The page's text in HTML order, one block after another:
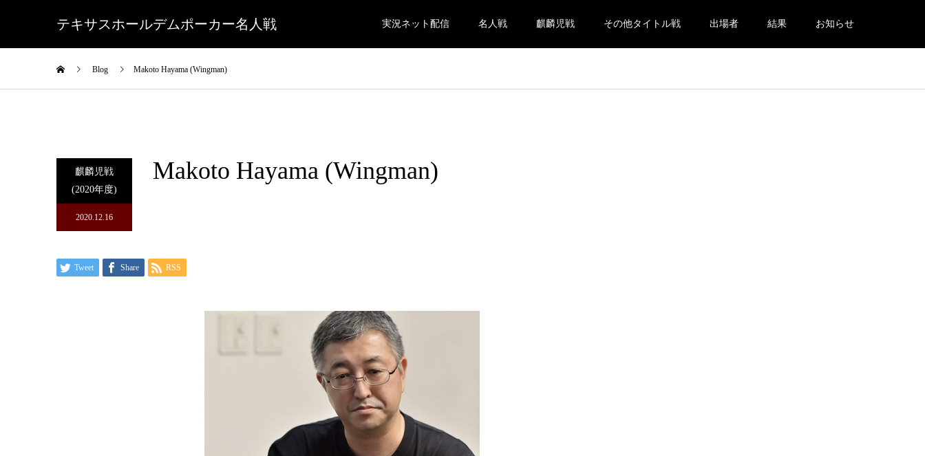
テキサスホールデムポーカー名人戦 実況ネット配信 名人戦 麒麟児戦 その他タイトル戦 出場者 結果 お知らせ
Blog Makoto Hayama (Wingman)
麒麟児戦
(2020年度)
2020.12.16
Makoto Hayama (Wingman)
Tweet Share RSS